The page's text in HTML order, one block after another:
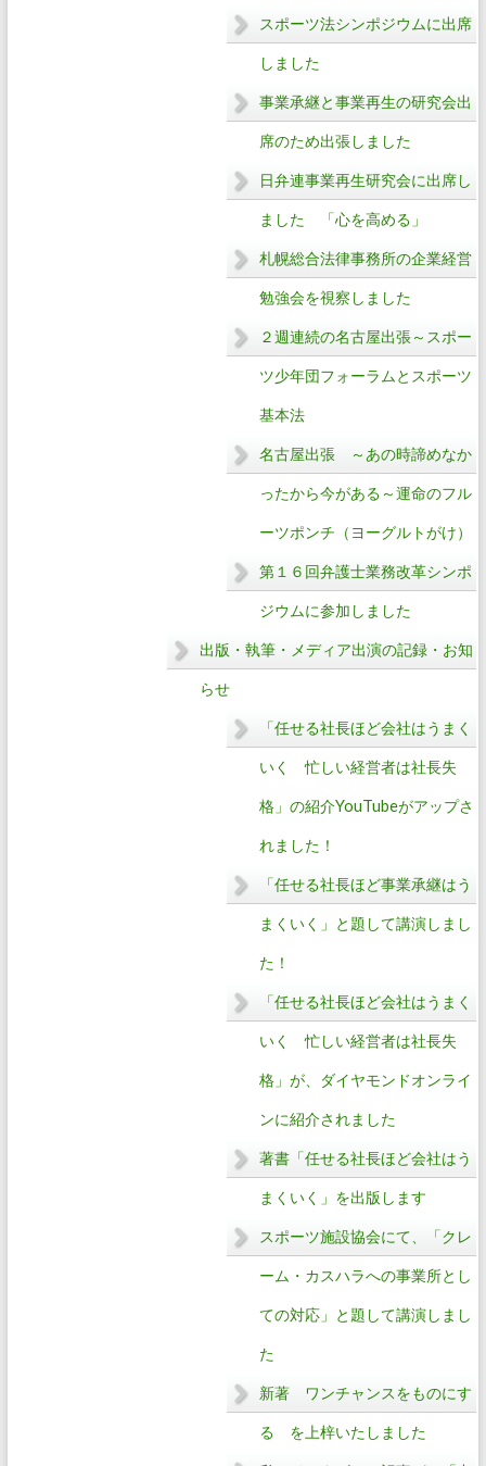
スポーツ法シンポジウムに出席
しました
事業承継と事業再生の研究会出
席のため出張しました
日弁連事業再生研究会に出席し
ました 「心を高める」
札幌総合法律事務所の企業経営
勉強会を視察しました
２週連続の名古屋出張～スポー
ツ少年団フォーラムとスポーツ
基本法
名古屋出張 ～あの時諦めなか
ったから今がある～運命のフル
ーツポンチ（ヨーグルトがけ）
第１６回弁護士業務改革シンポ
ジウムに参加しました
出版・執筆・メディア出演の記録・お知
らせ
「任せる社長ほど会社はうまく
いく 忙しい経営者は社長失
格」の紹介YouTubeがアップさ
れました！
「任せる社長ほど事業承継はう
まくいく」と題して講演しまし
た！
「任せる社長ほど会社はうまく
いく 忙しい経営者は社長失
格」が、ダイヤモンドオンライ
ンに紹介されました
著書「任せる社長ほど会社はう
まくいく」を出版します
スポーツ施設協会にて、「クレ
ーム・カスハラへの事業所とし
ての対応」と題して講演しまし
た
新著 ワンチャンスをものにす
る を上梓いたしました